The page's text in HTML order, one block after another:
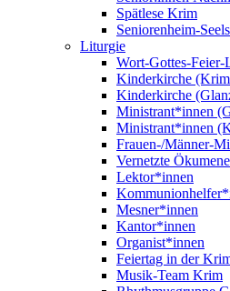
Spätlese Krim
Seniorenheim-
Liturgie
Wort-Gottes-Feier-
Kinderkirche
Kinderkirche
Ministrant*innen
Ministrant*innen
Frauen-/Männer-
Vernetzte Ökumene
Lektor*innen
Mesner*innen
Kantor*innen
Organist*innen
Feiertag in der
Musik-Team Krim